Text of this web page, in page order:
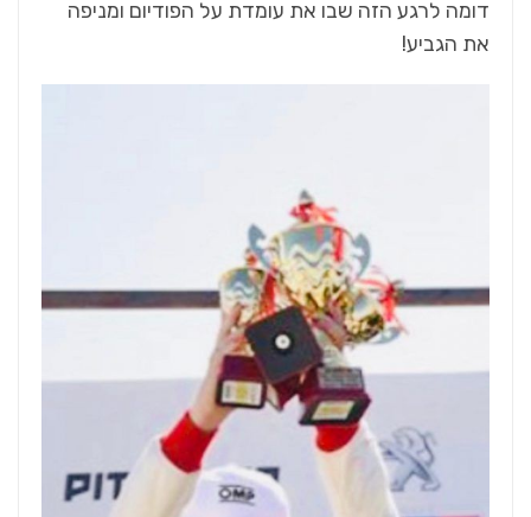
דומה לרגע הזה שבו את עומדת על הפודיום ומניפה
את הגביע!